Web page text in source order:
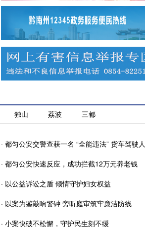
独山 荔波 三都
· 都匀公安交警查获一名 “全能违法” 货车驾驶人
· 都匀公安快速反应，成功拦截12万元养老钱
· 以公益诉讼之盾 倾情守护妇女权益
· 以案为鉴敲响警钟 旁听庭审筑牢廉洁防线
· 小案快破不松懈，守护民生刻不缓